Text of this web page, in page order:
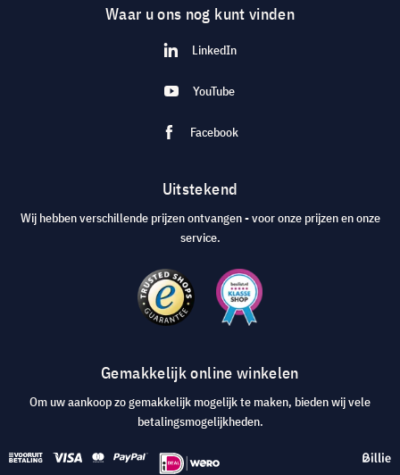
Waar u ons nog kunt vinden
LinkedIn
YouTube
Facebook
Uitstekend
Wij hebben verschillende prijzen ontvangen - voor onze prijzen en onze
service.
Gemakkelijk online winkelen
Om uw aankoop zo gemakkelijk mogelijk te maken, bieden wij vele
betalingsmogelijkheden.